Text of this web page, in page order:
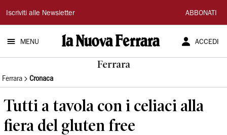
La
Nuova
Ferrara
Iscriviti alle Newsletter ABBONATI
MENU ACCEDI
Ferrara
Ferrara Cronaca
Tutti a tavola con i celiaci alla
fiera del gluten free